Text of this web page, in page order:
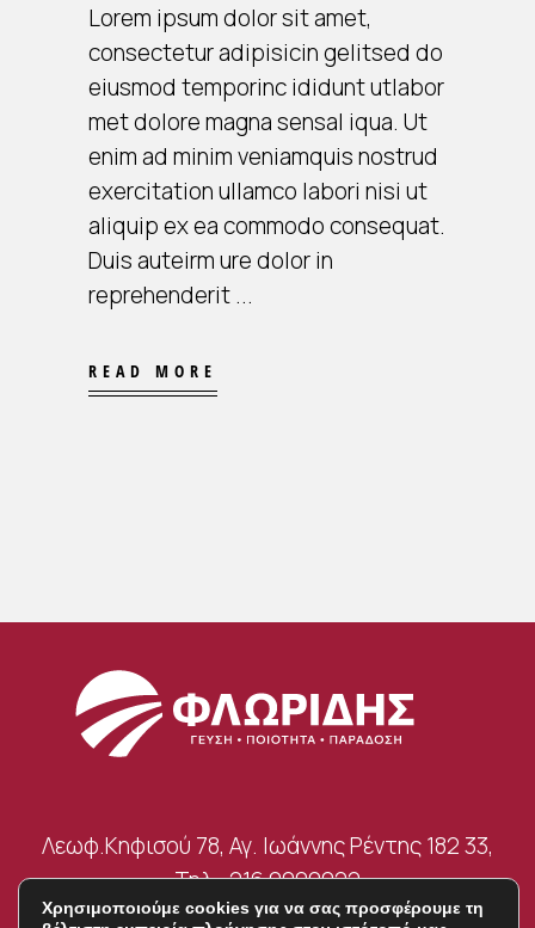
Lorem ipsum dolor sit amet,
consectetur adipisicin gelitsed do
eiusmod temporinc ididunt utlabor
met dolore magna sensal iqua. Ut
enim ad minim veniamquis nostrud
exercitation ullamco labori nisi ut
aliquip ex ea commodo consequat.
Duis auteirm ure dolor in
reprehenderit
READ MORE
Λεωφ.Κηφισού 78, Αγ. Ιωάννης Ρέντης 182 33,
Τηλ.: 216 0000022
Χρησιμοποιούμε cookies για να σας προσφέρουμε τη